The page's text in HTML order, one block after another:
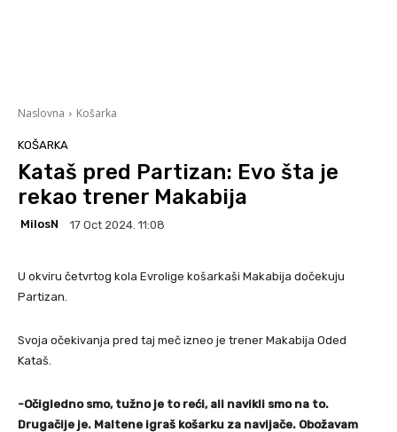
Naslovna Košarka
KOŠARKA
Kataš pred Partizan: Evo šta je
rekao trener Makabija
MilosN 17 Oct 2024. 11:08
U okviru četvrtog kola Evrolige košarkaši Makabija dočekuju
Partizan.
Svoja očekivanja pred taj meč izneo je trener Makabija Oded
Kataš.
-Očigledno smo, tužno je to reći, ali navikli smo na to.
Drugačije je. Maltene igraš košarku za navijače. Obožavam